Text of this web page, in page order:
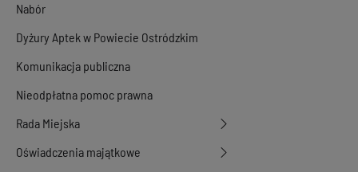
Nabór
Dyżury Aptek w Powiecie Ostródzkim
Komunikacja publiczna
Nieodpłatna pomoc prawna
Rada Miejska
Oświadczenia majątkowe